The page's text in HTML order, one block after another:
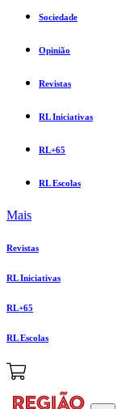
Sociedade
Opinião
Revistas
RL Iniciativas
RL+65
RL Escolas
Mais
Revistas
RL Iniciativas
RL+65
RL Escolas